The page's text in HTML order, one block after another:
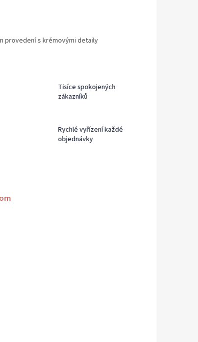
provedení s krémovými detaily
Tisíce spokojených
zákazníků
Rychlé vyřízení každé
objednávky